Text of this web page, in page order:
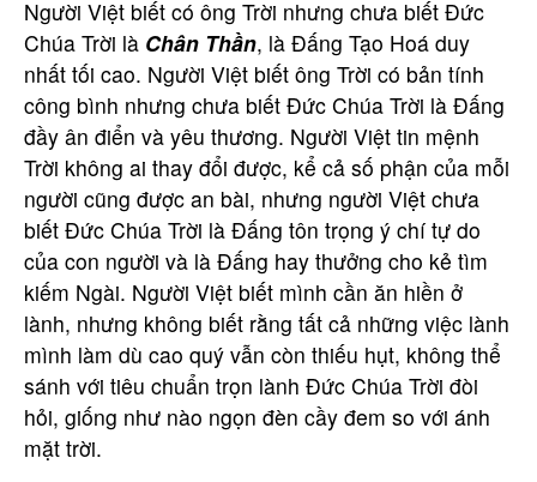
Người Việt biết có ông Trời nhưng chưa biết Đức
Chúa Trời là Chân Thần, là Đấng Tạo Hoá duy
nhất tối cao. Người Việt biết ông Trời có bản tính
công bình nhưng chưa biết Đức Chúa Trời là Đấng
đầy ân điển và yêu thương. Người Việt tin mệnh
Trời không ai thay đổi được, kể cả số phận của mỗi
người cũng được an bài, nhưng người Việt chưa
biết Đức Chúa Trời là Đấng tôn trọng ý chí tự do
của con người và là Đấng hay thưởng cho kẻ tìm
kiếm Ngài. Người Việt biết mình cần ăn hiền ở
lành, nhưng không biết rằng tất cả những việc lành
mình làm dù cao quý vẫn còn thiếu hụt, không thể
sánh với tiêu chuẩn trọn lành Đức Chúa Trời đòi
hỏi, giống như nào ngọn đèn cầy đem so với ánh
mặt trời.